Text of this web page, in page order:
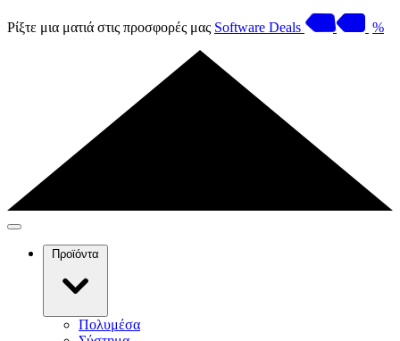
Ρίξτε μια ματιά στις προσφορές μας Software Deals %
Προϊόντα
Πολυμέσα